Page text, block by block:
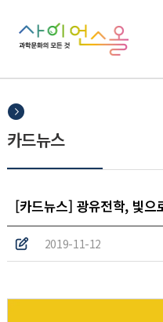
카드뉴스
[카드뉴스] 광유전학, 빛으
2019-11-12